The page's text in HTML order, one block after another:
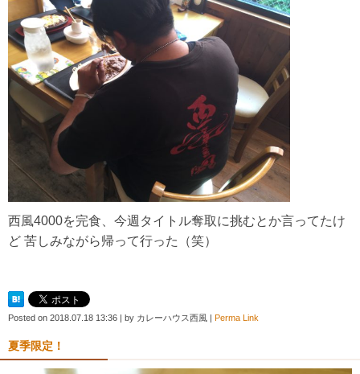
西風4000を完食、今週タイトル奪取に挑むとか言ってたけ
ど 苦しみながら帰って行った（笑）
Posted on 2018.07.18 13:36 | by カレーハウス西風 | Perma Link
夏季限定！